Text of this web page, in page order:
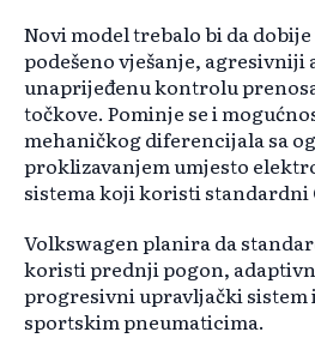
Novi model trebalo bi da
podešeno vješanje,
unaprijeđenu kontrolu
točkove. Pominje se i
mehaničkog diferencijala sa
proklizavanjem umjesto
sistema koji koristi standardni
Volkswagen planira da
koristi prednji pogon,
progresivni upravljački sistem
sportskim pneumaticima.